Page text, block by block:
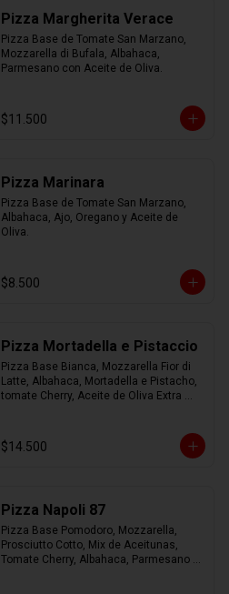
Pizza Margherita Verace
Pizza Base de Tomate San Marzano,
Mozzarella di Bufala, Albahaca,
Parmesano con Aceite de Oliva.
$11.500
Pizza Marinara
Pizza Base de Tomate San Marzano,
Albahaca, Ajo, Oregano y Aceite de
Oliva.
$8.500
Pizza Mortadella e Pistaccio
Pizza Base Bianca, Mozzarella Fior di
Latte, Albahaca, Mortadella e Pistacho,
tomate Cherry, Aceite de Oliva Extra
$14.500
Pizza Napoli 87
Pizza Base Pomodoro, Mozzarella,
Prosciutto Cotto, Mix de Aceitunas,
Tomate Cherry, Albahaca, Parmesano